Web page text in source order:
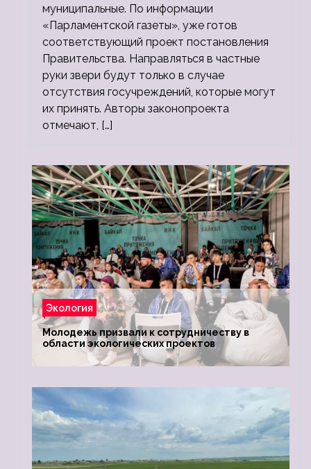
муниципальные. По информации
«Парламентской газеты», уже готов
соответствующий проект постановления
Правительства. Направляться в частные
руки звери будут только в случае
отсутствия госучреждений, которые могут
их принять. Авторы законопроекта
отмечают, […]
Экология
Молодежь призвали к сотрудничеству в
области экологических проектов